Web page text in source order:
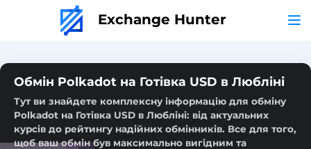
Exchange Hunter
Обмін Polkadot на Готівка USD в Любліні
Тут ви знайдете комплексну інформацію для обміну
Polkadot на Готівка USD в Любліні: від актуальних
курсів до рейтингу надійних обмінників. Все для того,
щоб ваш обмін був максимально вигідним та